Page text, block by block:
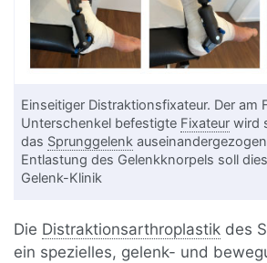
Einseitiger Distraktionsfixateur. Der am
Unterschenkel befestigte Fixateur wird
das Sprunggelenk
Entlastung des Gelenkknorpels soll
Gelenk-Klinik
Die Distraktionsarthroplastik des
ein spezielles, gelenk- und